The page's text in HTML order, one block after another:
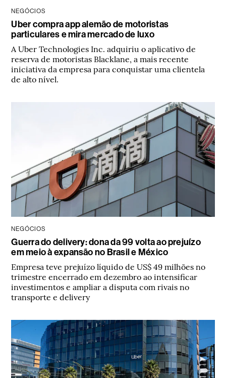
NEGÓCIOS
Uber compra app alemão de motoristas
particulares e mira mercado de luxo
A Uber Technologies Inc. adquiriu o aplicativo de
reserva de motoristas Blacklane, a mais recente
iniciativa da empresa para conquistar uma clientela
de alto nível.
NEGÓCIOS
Guerra do delivery: dona da 99 volta ao prejuízo
em meio à expansão no Brasil e México
Empresa teve prejuízo líquido de US$ 49 milhões no
trimestre encerrado em dezembro ao intensificar
investimentos e ampliar a disputa com rivais no
transporte e delivery